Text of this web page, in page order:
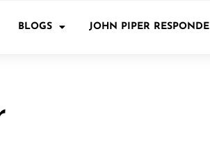
BLOGS JOHN PIPER RESPONDE